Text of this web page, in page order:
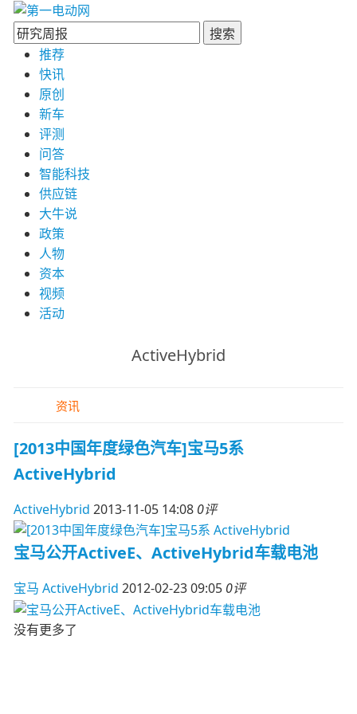
搜索
推荐
快讯
原创
新车
评测
问答
智能科技
供应链
大牛说
政策
人物
资本
视频
活动
ActiveHybrid
资讯
[2013中国年度绿色汽车]宝马5系
ActiveHybrid
ActiveHybrid 2013-11-05 14:08 0评
宝马公开ActiveE、ActiveHybrid车载电池
宝马 ActiveHybrid 2012-02-23 09:05 0评
没有更多了